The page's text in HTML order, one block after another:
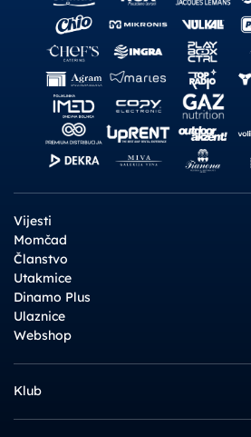
Vijesti
Momčad
Članstvo
Utakmice
Dinamo Plus
Ulaznice
Webshop
Klub